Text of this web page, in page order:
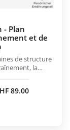
- Plan
et de
de structure
la
89.00